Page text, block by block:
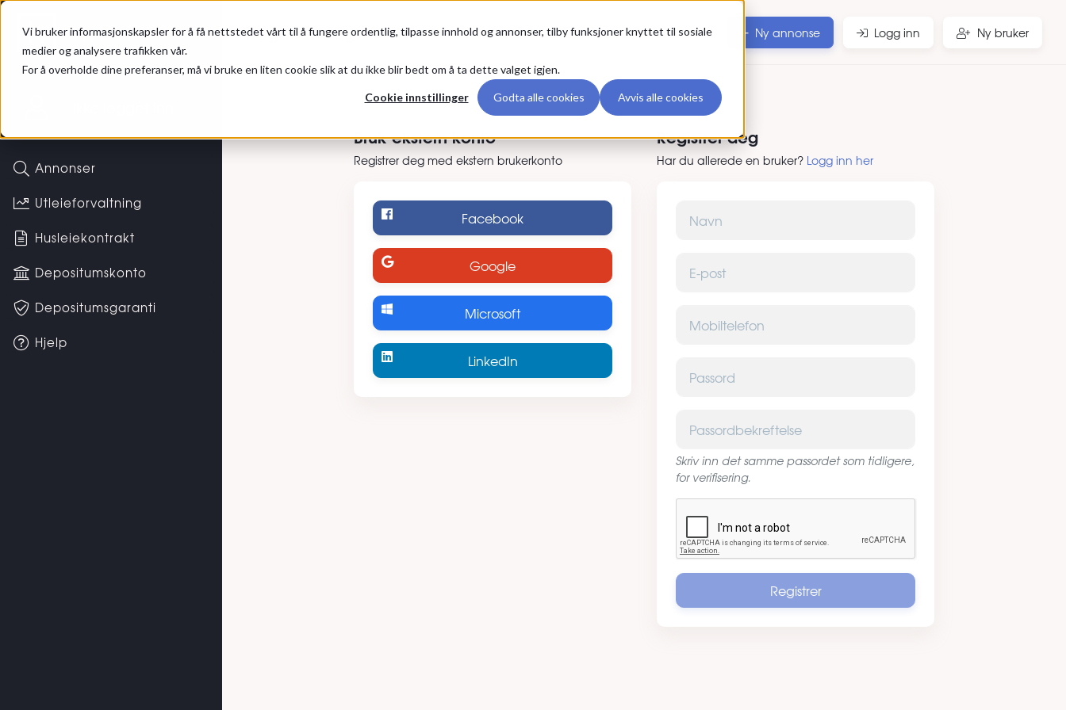
Vi bruker informasjonskapsler for å få nettstedet vårt til å fungere ordentlig, tilpasse innhold og annonser, tilby funksjoner knyttet til sosiale
medier og analysere trafikken vår.
For å overholde dine preferanser, må vi bruke en liten cookie slik at du ikke blir bedt om å ta dette valget igjen.
Cookie innstillinger Godta alle cookies Avvis alle cookies
Hybel
Annonser
Utleieforvaltning
Husleiekontrakt
Depositumskonto
Depositumsgaranti
Hjelp
Registrer deg Premium Ny annonse Logg inn Ny bruker
Registrer deg
Bruk ekstern konto
Registrer deg med ekstern brukerkonto
Facebook
Google
Microsoft
LinkedIn
Registrer deg
Har du allerede en bruker? Logg inn her
Skriv inn det samme passordet som tidligere,
for verifisering.
Captcha
Registrer